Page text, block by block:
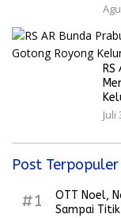
Juli
Post Terpopuler
#1
OTT Noel,
Sampai